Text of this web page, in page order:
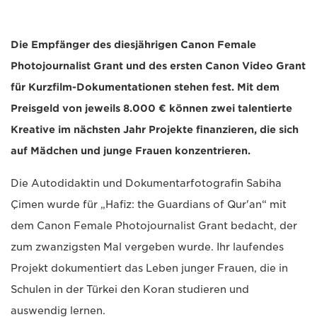
Die Empfänger des diesjährigen Canon Female
Photojournalist Grant und des ersten Canon Video Grant
für Kurzfilm-Dokumentationen stehen fest. Mit dem
Preisgeld von jeweils 8.000 € können zwei talentierte
Kreative im nächsten Jahr Projekte finanzieren, die sich
auf Mädchen und junge Frauen konzentrieren.
Die Autodidaktin und Dokumentarfotografin Sabiha
Çimen wurde für „Hafiz: the Guardians of Qur'an“ mit
dem Canon Female Photojournalist Grant bedacht, der
zum zwanzigsten Mal vergeben wurde. Ihr laufendes
Projekt dokumentiert das Leben junger Frauen, die in
Schulen in der Türkei den Koran studieren und
auswendig lernen.